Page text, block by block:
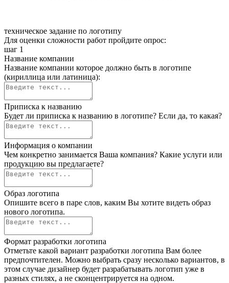
техническое задание по логотипу
Для оценки сложности работ пройдите опрос:
шаг 1
Название компании
Название компании которое должно быть в логотипе
(кириллица или латиница):
Приписка к названию
Будет ли приписка к названию в логотипе? Если да, то какая?
Информация о компании
Чем конкретно занимается Ваша компания? Какие услуги или
продукцию вы предлагаете?
Образ логотипа
Опишите всего в паре слов, каким Вы хотите видеть образ
нового логотипа.
Формат разработки логотипа
Отметьте какой вариант разработки логотипа Вам более
предпочтителен. Можно выбрать сразу несколько вариантов, в
этом случае дизайнер будет разрабатывать логотип уже в
разных стилях, а не сконцентрируется на одном.